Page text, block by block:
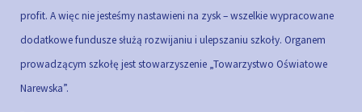
profit. A więc nie jesteśmy nastawieni na zysk – wszelkie wypracowane
dodatkowe fundusze służą rozwijaniu i ulepszaniu szkoły. Organem
prowadzącym szkołę jest stowarzyszenie „Towarzystwo Oświatowe
Narewska”.